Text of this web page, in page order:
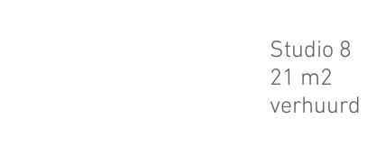
Studio 8
21 m2
verhuurd